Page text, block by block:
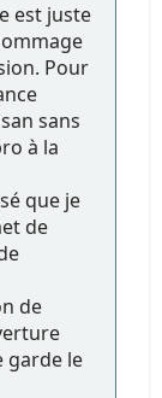
est juste
Pour
sans
à la
que je
de
de
garde le